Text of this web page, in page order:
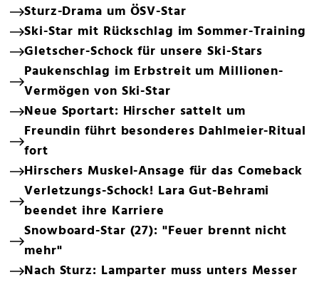
Sturz-Drama um ÖSV-Star
Ski-Star mit Rückschlag im Sommer-Training
Gletscher-Schock für unsere Ski-Stars
Paukenschlag im Erbstreit um Millionen-
Vermögen von Ski-Star
Neue Sportart: Hirscher sattelt um
Freundin führt besonderes Dahlmeier-Ritual
fort
Hirschers Muskel-Ansage für das Comeback
Verletzungs-Schock! Lara Gut-Behrami
beendet ihre Karriere
Snowboard-Star (27): "Feuer brennt nicht
mehr"
Nach Sturz: Lamparter muss unters Messer